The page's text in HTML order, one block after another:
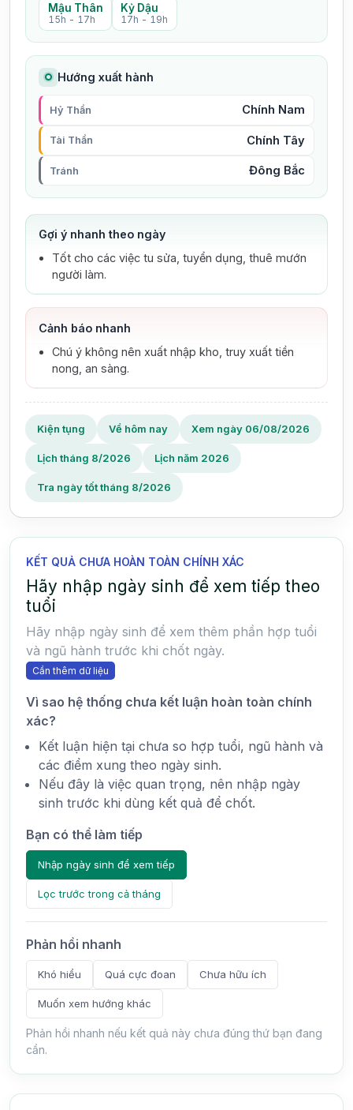
Mậu Thân
15h - 17h
Kỷ Dậu
17h - 19h
Hướng xuất hành
Hỷ Thần Chính Nam
Tài Thần Chính Tây
Tránh Đông Bắc
Gợi ý nhanh theo ngày
Tốt cho các việc tu sửa, tuyển dụng, thuê mướn
người làm.
Cảnh báo nhanh
Chú ý không nên xuất nhập kho, truy xuất tiền
nong, an sàng.
Kiện tụng Về hôm nay Xem ngày 06/08/2026
Lịch tháng 8/2026 Lịch năm 2026
Tra ngày tốt tháng 8/2026
KẾT QUẢ CHƯA HOÀN TOÀN CHÍNH XÁC
Hãy nhập ngày sinh để xem tiếp theo
tuổi
Hãy nhập ngày sinh để xem thêm phần hợp tuổi
và ngũ hành trước khi chốt ngày.
Cần thêm dữ liệu
Vì sao hệ thống chưa kết luận hoàn toàn chính
xác?
Kết luận hiện tại chưa so hợp tuổi, ngũ hành và
các điểm xung theo ngày sinh.
Nếu đây là việc quan trọng, nên nhập ngày
sinh trước khi dùng kết quả để chốt.
Bạn có thể làm tiếp
Nhập ngày sinh để xem tiếp
Lọc trước trong cả tháng
Phản hồi nhanh
Khó hiểu Quá cực đoan Chưa hữu ích
Muốn xem hướng khác
Phản hồi nhanh nếu kết quả này chưa đúng thứ bạn đang
cần.